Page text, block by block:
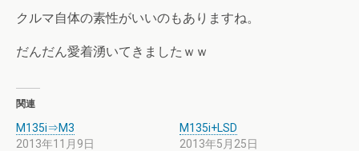
クルマ自体の素性がいいのもありますね。
だんだん愛着湧いてきましたｗｗ
関連
M135i⇒M3
2013年11月9日
M135i+LSD
2013年5月25日